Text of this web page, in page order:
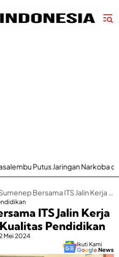
Narkoba dan Penadah
Disdik Sumenep Bersama ITS Jalin Kerja Sama Tingkatkan Kualitas Pendidikan
ITS Jalin Kerja
Pendidikan
Mei 2024
Ikuti Kami
GoogleNews